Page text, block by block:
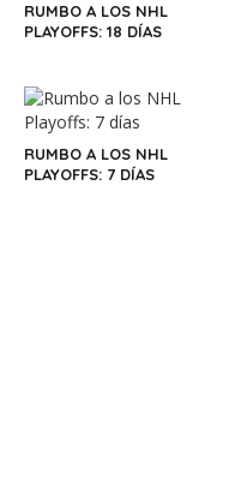
RUMBO A LOS NHL
PLAYOFFS: 18 DÍAS
RUMBO A LOS NHL
PLAYOFFS: 7 DÍAS